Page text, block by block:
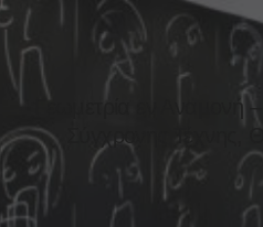
Γεωμετρία εν Αναμονή
Σύγχρονης Τέχνης,